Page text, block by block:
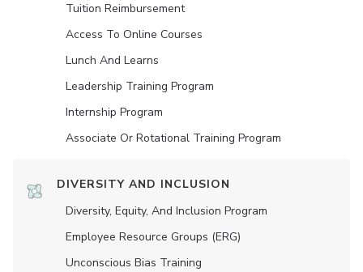
Tuition Reimbursement
Access To Online Courses
Lunch And Learns
Leadership Training Program
Internship Program
Associate Or Rotational Training Program
DIVERSITY AND INCLUSION
Diversity, Equity, And Inclusion Program
Employee Resource Groups (ERG)
Unconscious Bias Training